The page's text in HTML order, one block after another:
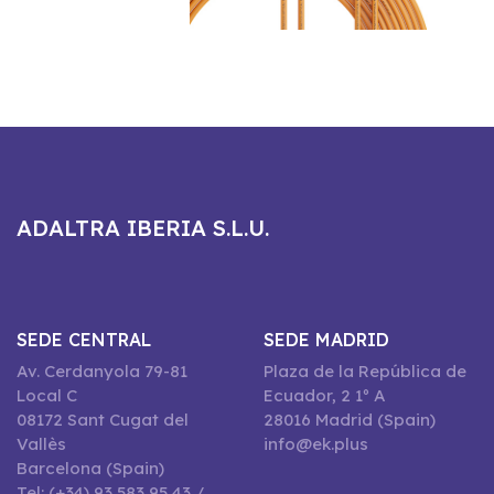
ADALTRA IBERIA S.L.U.
SEDE CENTRAL
Av. Cerdanyola 79-81
Local C
08172 Sant Cugat del
Vallès
Barcelona (Spain)
SEDE MADRID
Plaza de la República de
Ecuador, 2 1º A
28016 Madrid (Spain)
info@ek.plus